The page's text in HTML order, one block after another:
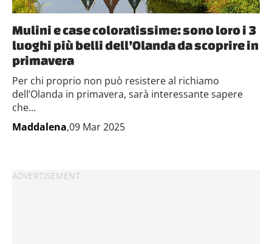
Mulini e case coloratissime: sono loro i 3
luoghi più belli dell’Olanda da scoprire in
primavera
Per chi proprio non può resistere al richiamo
dell’Olanda in primavera, sarà interessante sapere
che...
Maddalena,09 Mar 2025